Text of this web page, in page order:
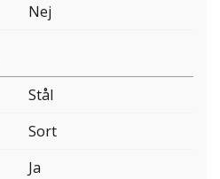
Nej
Stål
Sort
Ja